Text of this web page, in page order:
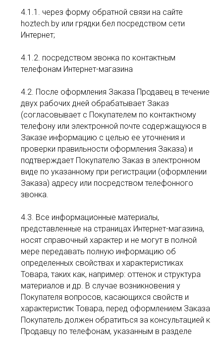
4.1.1. через форму обратной связи на сайте
hoztech.by или грядки.бел посредством сети
Интернет;
4.1.2. посредством звонка по контактным
телефонам Интернет-магазина
4.2. После оформления Заказа Продавец в течение
двух рабочих дней обрабатывает Заказ
(согласовывает с Покупателем по контактному
телефону или электронной почте содержащуюся в
Заказе информацию с целью ее уточнения и
проверки правильности оформления Заказа) и
подтверждает Покупателю Заказ в электронном
виде по указанному при регистрации (оформлении
Заказа) адресу или посредством телефонного
звонка.
4.3. Все информационные материалы,
представленные на страницах Интернет-магазина,
носят справочный характер и не могут в полной
мере передавать полную информацию об
определенных свойствах и характеристиках
Товара, таких как, например: оттенок и структура
материалов и др. В случае возникновения у
Покупателя вопросов, касающихся свойств и
характеристик Товара, перед оформлением Заказа
Покупатель должен обратиться за консультацией к
Продавцу по телефонам, указанным в разделе